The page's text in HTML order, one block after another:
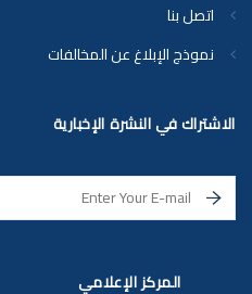
اتصل بنا
نموذج الإبلاغ عن المخالفات
الاشتراك في النشرة الإخبارية
المركز الإعلامي